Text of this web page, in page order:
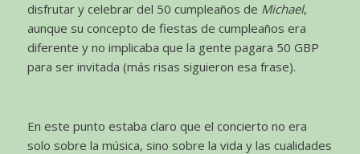
disfrutar y celebrar del 50 cumpleaños de Michael,
aunque su concepto de fiestas de cumpleaños era
diferente y no implicaba que la gente pagara 50 GBP
para ser invitada (más risas siguieron esa frase).
En este punto estaba claro que el concierto no era
solo sobre la música, sino sobre la vida y las cualidades